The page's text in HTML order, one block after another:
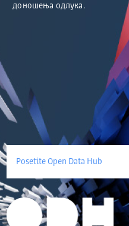
доношења одлука.
Posetite Open Data Hub